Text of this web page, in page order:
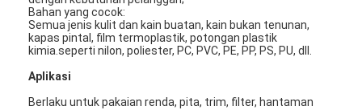
Bahan yang cocok:
Semua jenis kulit dan kain buatan, kain bukan tenunan,
kapas pintal, film termoplastik, potongan plastik
kimia.seperti nilon, poliester, PC, PVC, PE, PP, PS, PU, ​​dll.
Aplikasi
Berlaku untuk pakaian renda, pita, trim, filter, hantaman